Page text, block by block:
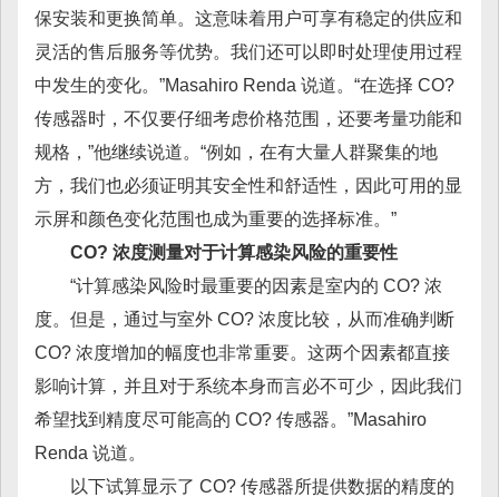
保安装和更换简单。这意味着用户可享有稳定的供应和
灵活的售后服务等优势。我们还可以即时处理使用过程
中发生的变化。”Masahiro Renda 说道。“在选择 CO?
传感器时，不仅要仔细考虑价格范围，还要考量功能和
规格，”他继续说道。“例如，在有大量人群聚集的地
方，我们也必须证明其安全性和舒适性，因此可用的显
示屏和颜色变化范围也成为重要的选择标准。”
CO? 浓度测量对于计算感染风险的重要性
“计算感染风险时最重要的因素是室内的 CO? 浓
度。但是，通过与室外 CO? 浓度比较，从而准确判断
CO? 浓度增加的幅度也非常重要。这两个因素都直接
影响计算，并且对于系统本身而言必不可少，因此我们
希望找到精度尽可能高的 CO? 传感器。”Masahiro
Renda 说道。
以下试算显示了 CO? 传感器所提供数据的精度的